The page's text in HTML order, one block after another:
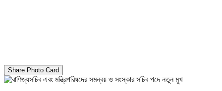
Share Photo Card